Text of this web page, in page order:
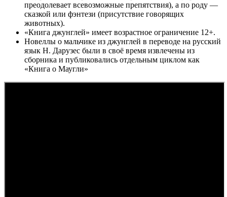
преодолевает всевозможные препятствия), а по роду —
сказкой или фэнтези (присутствие говорящих
животных).
«Книга джунглей» имеет возрастное ограничение 12+.
Новеллы о мальчике из джунглей в переводе на русский
язык Н. Дарузес были в своё время извлечены из
сборника и публиковались отдельным циклом как
«Книга о Маугли»